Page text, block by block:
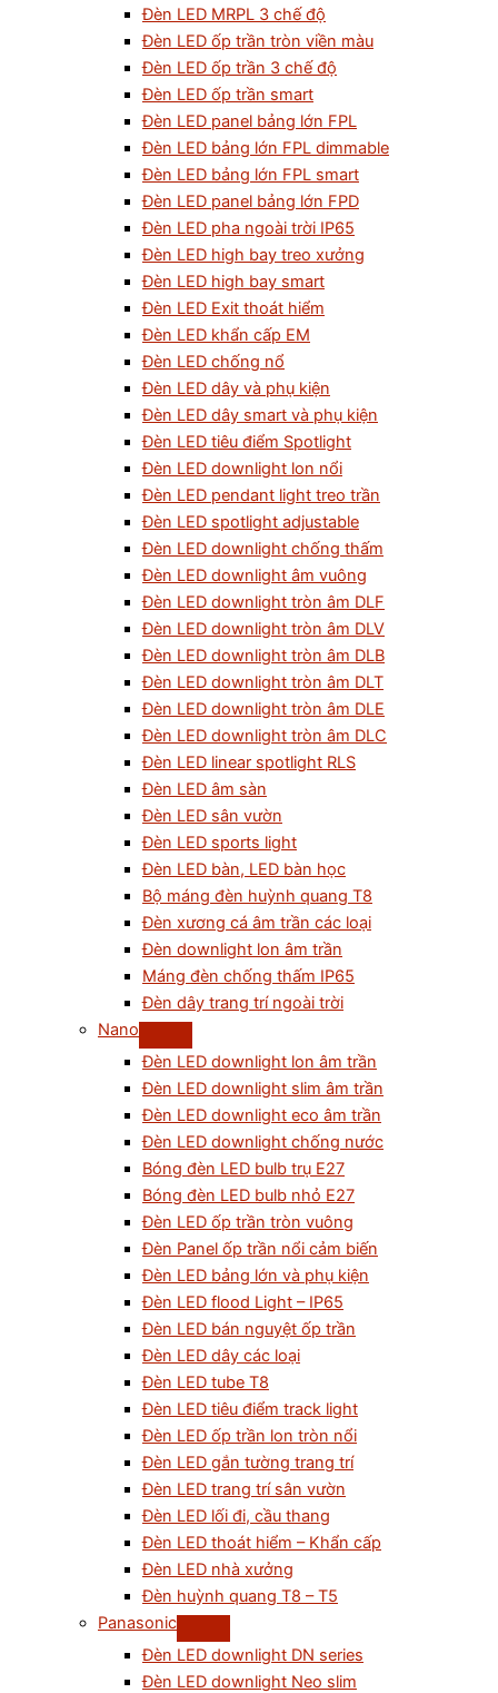
Đèn LED MRPL 3 chế độ
Đèn LED ốp trần tròn viền màu
Đèn LED ốp trần 3 chế độ
Đèn LED ốp trần smart
Đèn LED panel bảng lớn FPL
Đèn LED bảng lớn FPL dimmable
Đèn LED bảng lớn FPL smart
Đèn LED panel bảng lớn FPD
Đèn LED pha ngoài trời IP65
Đèn LED high bay treo xưởng
Đèn LED high bay smart
Đèn LED Exit thoát hiểm
Đèn LED khẩn cấp EM
Đèn LED chống nổ
Đèn LED dây và phụ kiện
Đèn LED dây smart và phụ kiện
Đèn LED tiêu điểm Spotlight
Đèn LED downlight lon nổi
Đèn LED pendant light treo trần
Đèn LED spotlight adjustable
Đèn LED downlight chống thấm
Đèn LED downlight âm vuông
Đèn LED downlight tròn âm DLF
Đèn LED downlight tròn âm DLV
Đèn LED downlight tròn âm DLB
Đèn LED downlight tròn âm DLT
Đèn LED downlight tròn âm DLE
Đèn LED downlight tròn âm DLC
Đèn LED linear spotlight RLS
Đèn LED âm sàn
Đèn LED sân vườn
Đèn LED sports light
Đèn LED bàn, LED bàn học
Bộ máng đèn huỳnh quang T8
Đèn xương cá âm trần các loại
Đèn downlight lon âm trần
Máng đèn chống thấm IP65
Đèn dây trang trí ngoài trời
Nano
Đèn LED downlight lon âm trần
Đèn LED downlight slim âm trần
Đèn LED downlight eco âm trần
Đèn LED downlight chống nước
Bóng đèn LED bulb trụ E27
Bóng đèn LED bulb nhỏ E27
Đèn LED ốp trần tròn vuông
Đèn Panel ốp trần nổi cảm biến
Đèn LED bảng lớn và phụ kiện
Đèn LED flood Light – IP65
Đèn LED bán nguyệt ốp trần
Đèn LED dây các loại
Đèn LED tube T8
Đèn LED tiêu điểm track light
Đèn LED ốp trần lon tròn nổi
Đèn LED gắn tường trang trí
Đèn LED trang trí sân vườn
Đèn LED lối đi, cầu thang
Đèn LED thoát hiểm – Khẩn cấp
Đèn LED nhà xưởng
Đèn huỳnh quang T8 – T5
Panasonic
Đèn LED downlight DN series
Đèn LED downlight Neo slim